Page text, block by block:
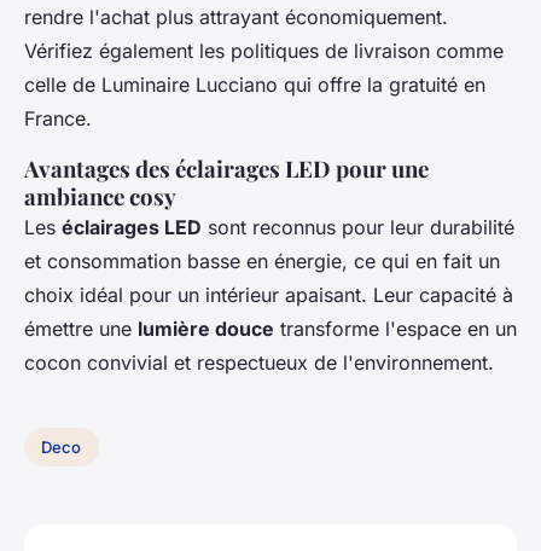
rendre l'achat plus attrayant économiquement.
Vérifiez également les politiques de livraison comme
celle de Luminaire Lucciano qui offre la gratuité en
France.
Avantages des éclairages LED pour une
ambiance cosy
Les éclairages LED sont reconnus pour leur durabilité
et consommation basse en énergie, ce qui en fait un
choix idéal pour un intérieur apaisant. Leur capacité à
émettre une lumière douce transforme l'espace en un
cocon convivial et respectueux de l'environnement.
Deco